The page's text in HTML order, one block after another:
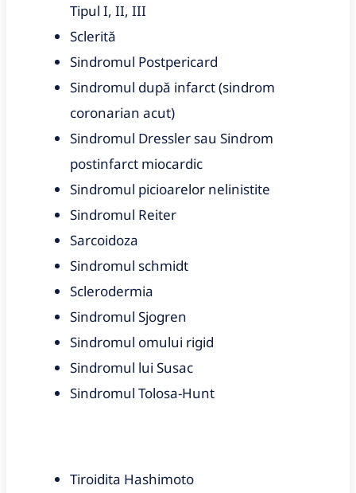
Tipul I, II, III
Sclerită
Sindromul Postpericard
Sindromul după infarct (sindrom
coronarian acut)
Sindromul Dressler sau Sindrom
postinfarct miocardic
Sindromul picioarelor nelinistite
Sindromul Reiter
Sarcoidoza
Sindromul schmidt
Sclerodermia
Sindromul Sjogren
Sindromul omului rigid
Sindromul lui Susac
Sindromul Tolosa-Hunt
Tiroidita Hashimoto